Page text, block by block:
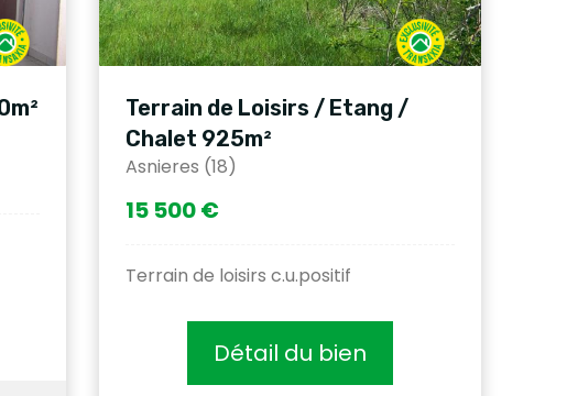
Terrain de Loisirs / Etang /
Chalet 925m²
Asnieres (18)
15 500 €
Terrain de loisirs c.u.positif
Détail du bien